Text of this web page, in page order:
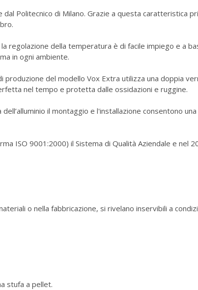
dal Politecnico di Milano. Grazie a questa caratteristica
la regolazione della temperatura è di facile impiego e a
in ogni ambiente.
produzione del modello Vox Extra utilizza una doppia
nel tempo e protetta dalle ossidazioni e ruggine.
il montaggio e l'installazione consentono
ISO 9001:2000) il Sistema di Qualità Aziendale e nel
o nella fabbricazione, si rivelano inservibili a
stufa a pellet.